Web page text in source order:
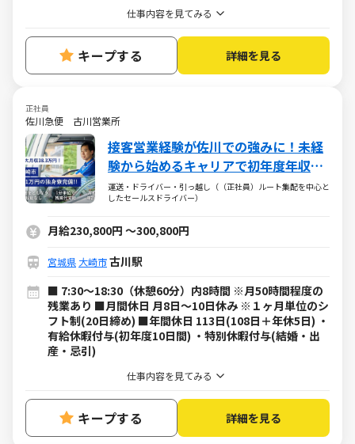
仕事内容を見てみる
キープする 詳細を見る
正社員
佐川急便 古川営業所
接客営業経験が佐川での強みに！未経
験から始めるキャリアで初年度年収
474万円以上も可能！
運送・ドライバー・引っ越し（（正社員）ルート集配を中心と
したセールスドライバー）
月給230,800円 ～300,800円
宮城県 大崎市古川駅
■ 7:30～18:30（休憩60分）内8時間 ※月50時間程度の
残業あり ■月間休日 月8日～10日休み ※１ヶ月単位のシ
フト制(20日締め) ■年間休日 113日(108日＋年休5日) ・
有給休暇付与(初年度10日間) ・特別休暇付与(結婚・出
産・忌引)
仕事内容を見てみる
キープする 詳細を見る